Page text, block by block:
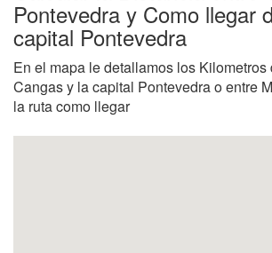
Pontevedra y Como llegar
capital Pontevedra
En el mapa le detallamos los
Cangas y la capital Pontevedra o entre
la ruta como llegar